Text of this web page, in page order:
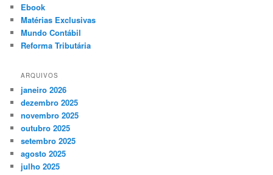
Ebook
Matérias Exclusivas
Mundo Contábil
Reforma Tributária
ARQUIVOS
janeiro 2026
dezembro 2025
novembro 2025
outubro 2025
setembro 2025
agosto 2025
julho 2025